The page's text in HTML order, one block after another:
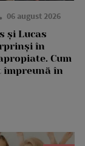
06 august 2026
și Lucas
în
Cum
împreună în